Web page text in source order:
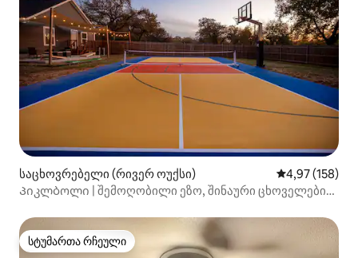
საცხოვრებელი (რივერ ოუქსი) საშუალო
4,97 (158)
Პიკლბოლი | შემოღობილი ეზო, შინაური ცხოველები
სტუმართა რჩეული
სტუმართა რჩეული